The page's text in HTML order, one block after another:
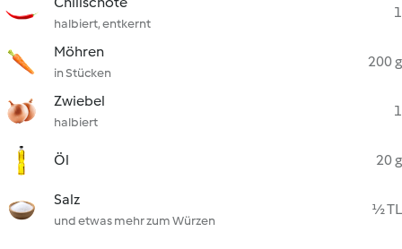
halbiert, entkernt
1
Möhren
in Stücken
200 g
Zwiebel
halbiert
1
Öl 20 g
Salz
und etwas mehr zum Würzen
½ TL